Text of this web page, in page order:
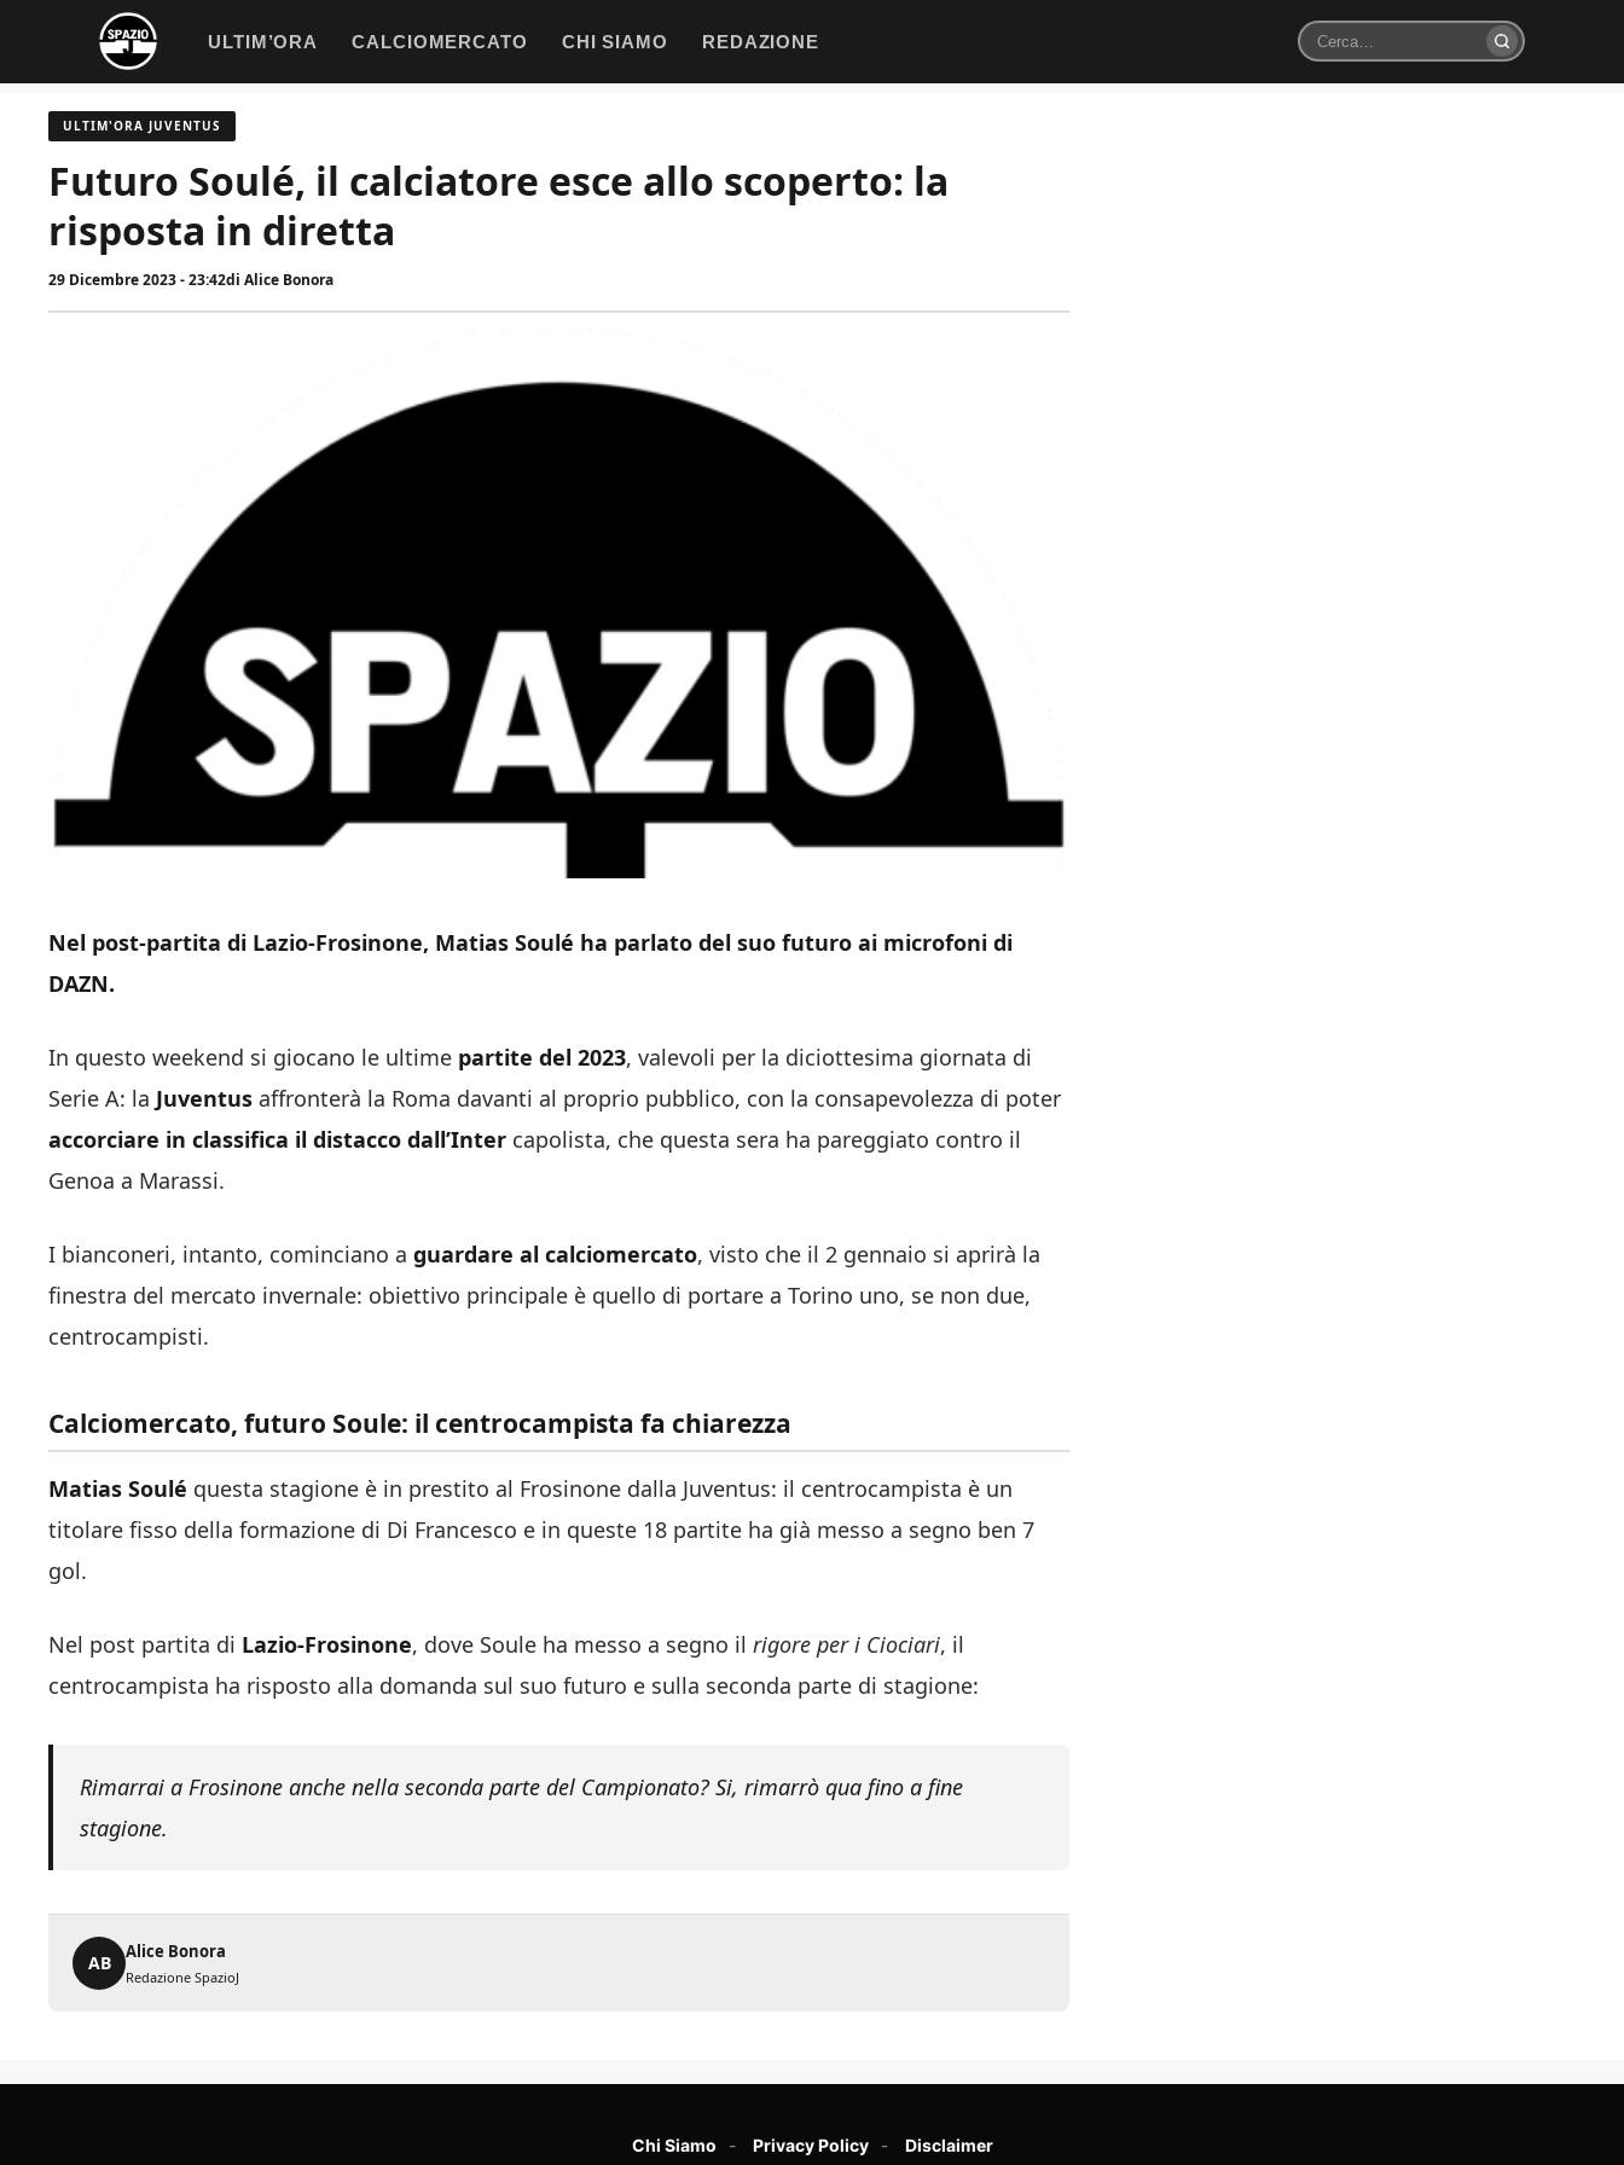
contenuto
ULTIM’ORA CALCIOMERCATO CHI SIAMO REDAZIONE
Cerca
ULTIM'ORA JUVENTUS
Futuro Soulé, il calciatore esce allo scoperto: la
risposta in diretta
29 Dicembre 2023 - 23:42di Alice Bonora
Nel post-partita di Lazio-Frosinone, Matias Soulé ha parlato del suo futuro ai microfoni di
DAZN.
In questo weekend si giocano le ultime partite del 2023, valevoli per la diciottesima giornata di
Serie A: la Juventus affronterà la Roma davanti al proprio pubblico, con la consapevolezza di poter
accorciare in classifica il distacco dall’Inter capolista, che questa sera ha pareggiato contro il
Genoa a Marassi.
I bianconeri, intanto, cominciano a guardare al calciomercato, visto che il 2 gennaio si aprirà la
finestra del mercato invernale: obiettivo principale è quello di portare a Torino uno, se non due,
centrocampisti.
Calciomercato, futuro Soule: il centrocampista fa chiarezza
Matias Soulé questa stagione è in prestito al Frosinone dalla Juventus: il centrocampista è un
titolare fisso della formazione di Di Francesco e in queste 18 partite ha già messo a segno ben 7
gol.
Nel post partita di Lazio-Frosinone, dove Soule ha messo a segno il rigore per i Ciociari, il
centrocampista ha risposto alla domanda sul suo futuro e sulla seconda parte di stagione:
Rimarrai a Frosinone anche nella seconda parte del Campionato? Si, rimarrò qua fino a fine
stagione.
AB
Alice Bonora
Redazione SpazioJ
Chi Siamo Privacy Policy Disclaimer